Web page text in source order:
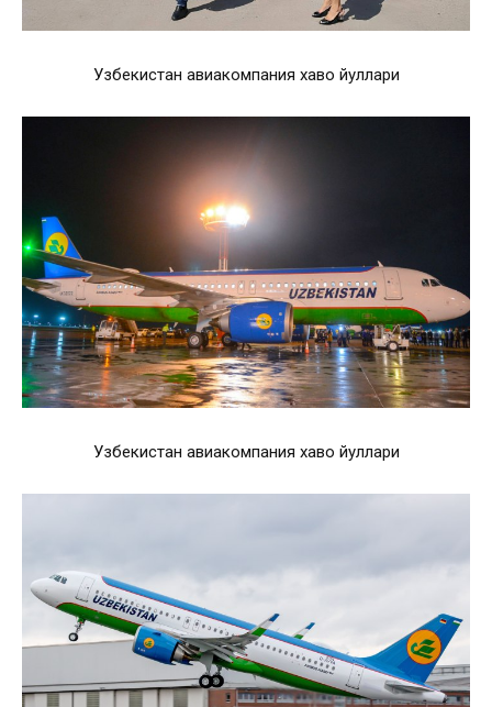
Узбекистан авиакомпания хаво йуллари
Узбекистан авиакомпания хаво йуллари